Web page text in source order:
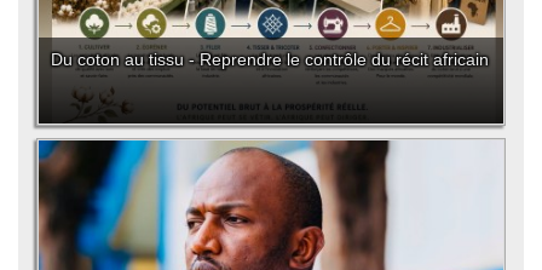
Du coton au tissu - Reprendre le contrôle du récit africain